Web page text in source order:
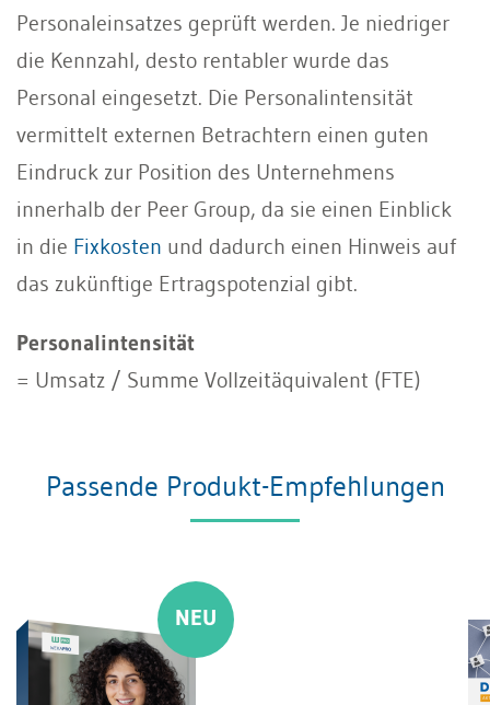
Personaleinsatzes geprüft werden. Je niedriger
die Kennzahl, desto rentabler wurde das
Personal eingesetzt. Die Personalintensität
vermittelt externen Betrachtern einen guten
Eindruck zur Position des Unternehmens
innerhalb der Peer Group, da sie einen Einblick
in die Fixkosten und dadurch einen Hinweis auf
das zukünftige Ertragspotenzial gibt.
Personalintensität
= Umsatz / Summe Vollzeitäquivalent (FTE)
Passende Produkt-Empfehlungen